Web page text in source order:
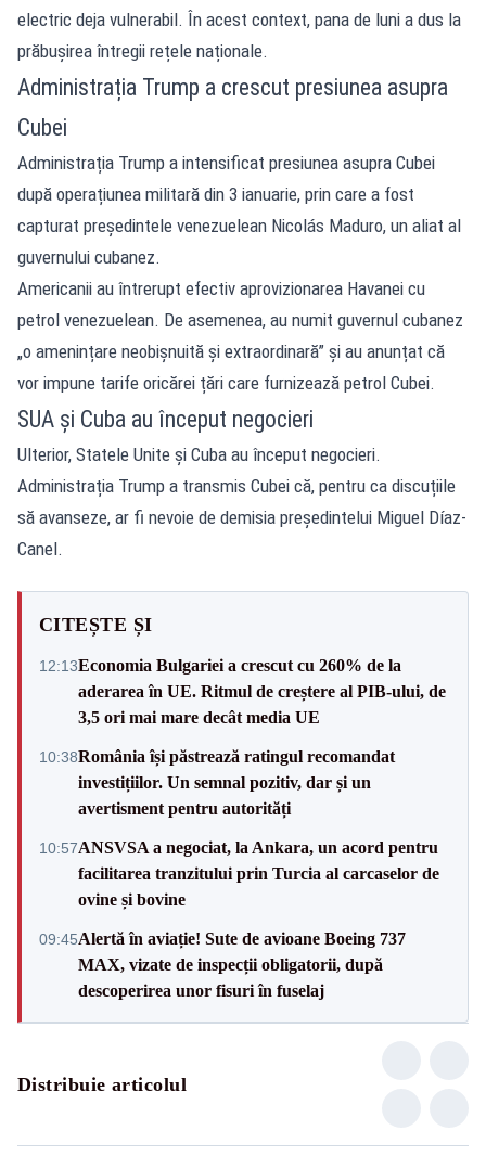
electric deja vulnerabil. În acest context, pana de luni a dus la
prăbușirea întregii rețele naționale.
Administrația Trump a crescut presiunea asupra
Cubei
Administrația Trump a intensificat presiunea asupra Cubei
după operațiunea militară din 3 ianuarie, prin care a fost
capturat președintele venezuelean Nicolás Maduro, un aliat al
guvernului cubanez.
Americanii au întrerupt efectiv aprovizionarea Havanei cu
petrol venezuelean. De asemenea, au numit guvernul cubanez
„o amenințare neobișnuită și extraordinară” și au anunțat că
vor impune tarife oricărei țări care furnizează petrol Cubei.
SUA și Cuba au început negocieri
Ulterior, Statele Unite și Cuba au început negocieri.
Administrația Trump a transmis Cubei că, pentru ca discuțiile
să avanseze, ar fi nevoie de demisia președintelui Miguel Díaz-
Canel.
CITEȘTE ȘI
12:13Economia Bulgariei a crescut cu 260% de la
aderarea în UE. Ritmul de creștere al PIB-ului, de
3,5 ori mai mare decât media UE
10:38România își păstrează ratingul recomandat
investițiilor. Un semnal pozitiv, dar și un
avertisment pentru autorități
10:57ANSVSA a negociat, la Ankara, un acord pentru
facilitarea tranzitului prin Turcia al carcaselor de
ovine și bovine
09:45Alertă în aviație! Sute de avioane Boeing 737
MAX, vizate de inspecții obligatorii, după
descoperirea unor fisuri în fuselaj
Distribuie articolul